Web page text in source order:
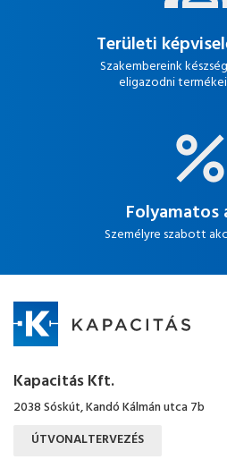
Területi
Szakembereink
eligazodni
Folyamatos
Személyre szabott
Kapacitás Kft.
2038 Sóskút, Kandó Kálmán utca 7b
ÚTVONALTERVEZÉS